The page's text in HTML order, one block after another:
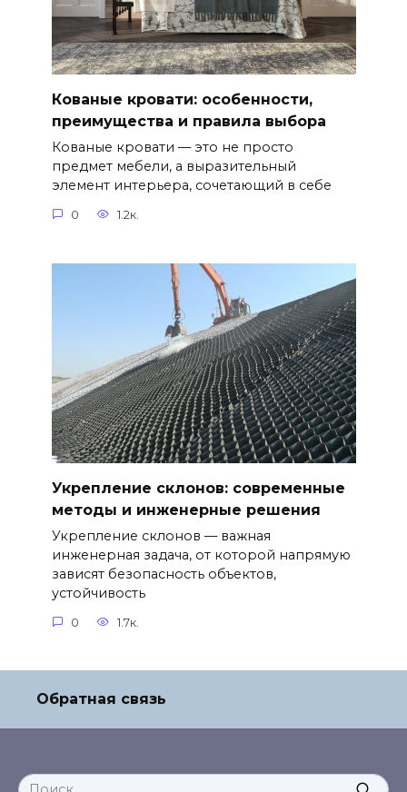
Кованые кровати: особенности,
преимущества и правила выбора
Кованые кровати — это не просто
предмет мебели, а выразительный
элемент интерьера, сочетающий в себе
0 1.2к.
Укрепление склонов: современные
методы и инженерные решения
Укрепление склонов — важная
инженерная задача, от которой напрямую
зависят безопасность объектов,
устойчивость
0 1.7к.
Обратная связь
Search